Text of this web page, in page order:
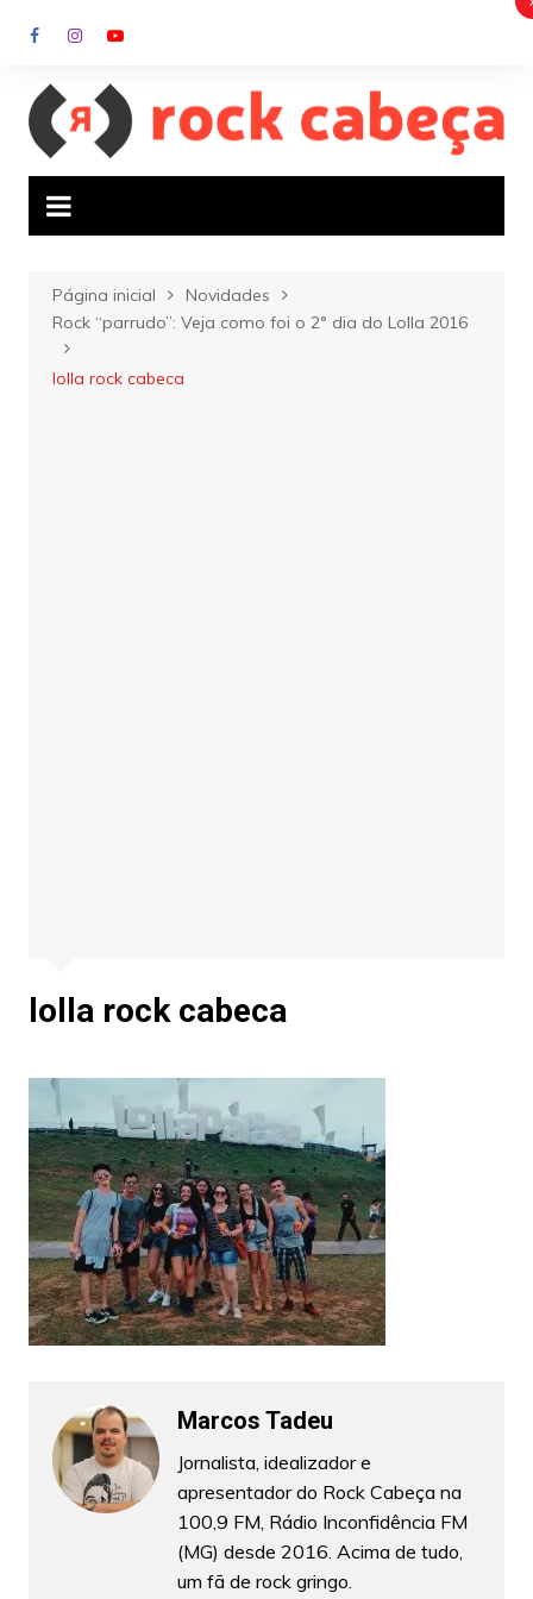
para
conteúdo
Página inicial
Novidades
Rock “parrudo”: Veja como foi o 2° dia do Lolla 2016
lolla rock cabeca
lolla rock cabeca
Marcos Tadeu
Jornalista, idealizador e
apresentador do Rock Cabeça na
100,9 FM, Rádio Inconfidência FM
(MG) desde 2016. Acima de tudo,
um fã de rock gringo.